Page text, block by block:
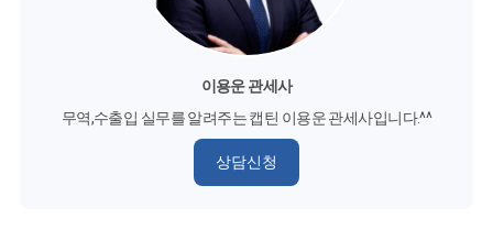
이용운 관세사
무역,수출입 실무를 알려주는 캡틴 이용운 관세사입니다.^^
상담신청